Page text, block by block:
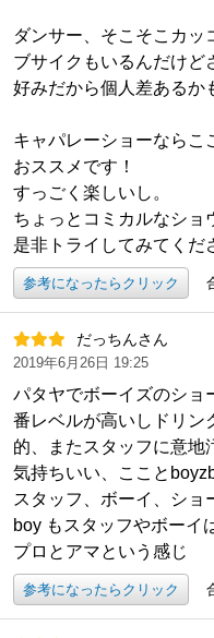
ダンサー、そこそこカッ
ブサイクもいるんだけど
好みだから個人差あるか
キャパレーショーならこ
おススメです！
すっごく楽しいし。
ちょっとコミカルなショ
是非トライしてみてくだ
参考になったらクリック
だっちんさん
2019年6月26日 19:25
パタヤでボーイズのショ
番レベルが高いしドリン
的、またスタッフに意地
気持ちいい、ここと
スタッフ、ボーイ、ショ
boy もスタッフやボーイ
プロとアマという感じ
参考になったらクリック